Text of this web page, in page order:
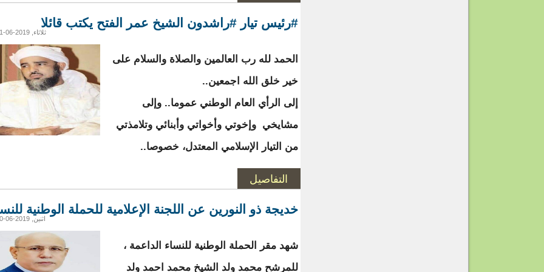
#رئيس تيار #راشدون الشيخ عمر الفتح يكتب قائلا
ثلاثاء, 2019-06-11 03:31
الحمد لله رب العالمين والصلاة والسلام على
خير خلق الله اجمعين..
إلى الرأي العام الوطني عموما.. وإلى
مشايخي وإخوتي وأخواتي وأبنائي وتلامذتي
من التيار الإسلامي المعتدل، خصوصا..
التفاصيل
خديجة ذو النورين عن اللجنة الإعلامية للحملة الوطنية
اثنين, 2019-06-10 05:14
شهد مقر الحملة الوطنية للنساء الداعمة ،
للمرشح محمد ولد الشيخ محمد احمد ولد